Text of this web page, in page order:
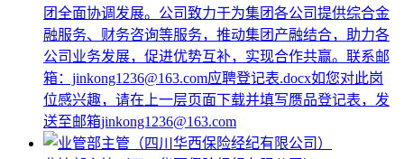
团全面协调发展。公司致力于为集团各公司提供综合金
融服务、财务咨询等服务，推动集团产融结合，助力各
公司业务发展，促进优势互补，实现合作共赢。联系邮
箱：jinkong1236@163.com应聘登记表.docx如您对此岗
位感兴趣，请在上一层页面下载并填写赝品登记表，发
送至邮箱jinkong1236@163.com